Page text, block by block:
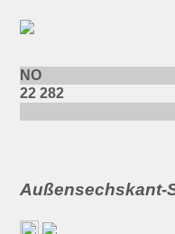
NO
22 282
Außensechskant-